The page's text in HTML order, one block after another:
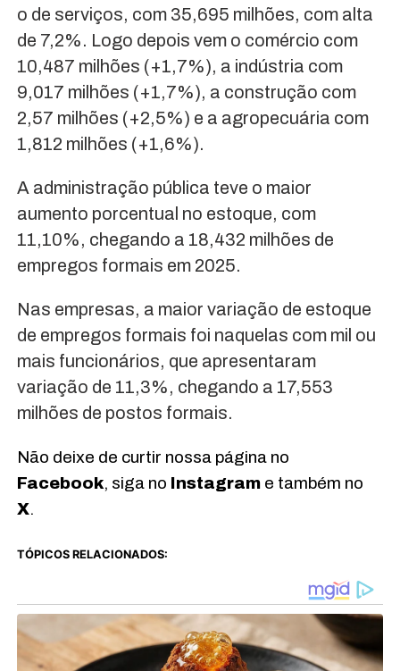
o de serviços, com 35,695 milhões, com alta
de 7,2%. Logo depois vem o comércio com
10,487 milhões (+1,7%), a indústria com
9,017 milhões (+1,7%), a construção com
2,57 milhões (+2,5%) e a agropecuária com
1,812 milhões (+1,6%).
A administração pública teve o maior
aumento porcentual no estoque, com
11,10%, chegando a 18,432 milhões de
empregos formais em 2025.
Nas empresas, a maior variação de estoque
de empregos formais foi naquelas com mil ou
mais funcionários, que apresentaram
variação de 11,3%, chegando a 17,553
milhões de postos formais.
Não deixe de curtir nossa página no
Facebook, siga no Instagrame também no
X.
TÓPICOS RELACIONADOS: